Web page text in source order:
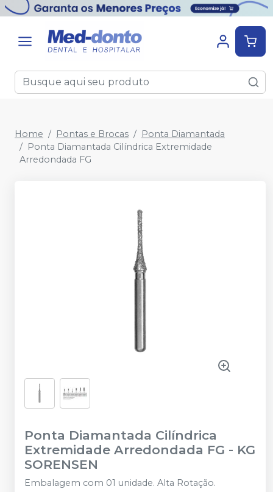
Home Pontas e Brocas
Ponta Diamantada
Ponta Diamantada Cilíndrica Extremidade
Arredondada FG
Ponta Diamantada Cilíndrica
Extremidade Arredondada FG - KG
SORENSEN
Embalagem com 01 unidade. Alta Rotação.